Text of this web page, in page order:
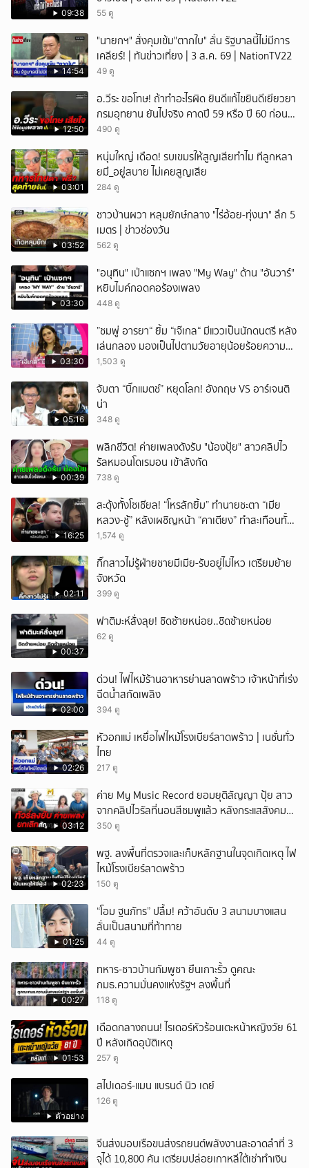
09:38 55 ดู
14:54
"นายกฯ" สั่งคุมเข้ม"ตากใบ" ลั่น รัฐบาลนี้ไม่มีการ
เคลียร์! | ทันข่าวเที่ยง | 3 ส.ค. 69 | NationTV22
49 ดู
12:50
อ.วีระ ขอโทษ! ถ้าทำอะไรผิด ยินดีแก้ไขยินดีเยียวยา
กรมอุทยาน ยันไปจริง คาดปี 59 หรือ ปี 60 ก่อน
ปิดให้พัก
490 ดู
03:01
หนุ่มใหญ่ เดือด! รบเขมรให้สูญเสียทำไม ทีลูกหลา
ยมึ_อยู่สบาย ไม่เคยสูญเสีย
284 ดู
03:52
ชาวบ้านผวา หลุมยักษ์กลาง "ไร่อ้อย-ทุ่งนา" ลึก 5
เมตร | ข่าวช่องวัน
562 ดู
03:30
"อนุทิน" เป่าแซกฯ เพลง "My Way" ด้าน "อันวาร์"
หยิบไมค์กอดคอร้องเพลง
448 ดู
03:30
”ชมพู่ อารยา“ ยิ้ม “เจ๊เกล“ มีแววเป็นนักดนตรี หลัง
เล่นกลอง มองเป็นไปตามวัยอายุน้อยร้อยความ
สามารถ
1,503 ดู
05:16
จับตา “บิ๊กแมตช์” หยุดโลก! อังกฤษ VS อาร์เจนติ
น่า
348 ดู
00:39
พลิกชีวิต! ค่ายเพลงดังรับ "น้องปุ้ย" สาวคลิปไว
รัลหมอนโดเรมอน เข้าสังกัด
738 ดู
16:25
สะดุ้งทั้งโซเชียล! “โหรลักยิ้ม” ทำนายชะตา “เมีย
หลวง-ชู้” หลังเผชิญหน้า “คาเตียง” ทำสะเทือนทั้ง
ประเทศ
1,574 ดู
02:11
กิ๊กสาวไม่รู้ฝ่ายชายมีเมีย-รับอยู่ไม่ไหว เตรียมย้าย
จังหวัด
399 ดู
00:37
ฟาติมะห์สั่งลุย! ชิดซ้ายหน่อย..ชิดซ้ายหน่อย
62 ดู
02:00
ด่วน! ไฟไหม้ร้านอาหารย่านลาดพร้าว เจ้าหน้าที่เร่ง
ฉีดน้ำสกัดเพลิง
394 ดู
02:26
หัวอกแม่ เหยื่อไฟไหม้โรงเบียร์ลาดพร้าว | เนชั่นทั่ว
ไทย
217 ดู
03:12
ค่าย My Music Record ยอมยุติสัญญา ปุ้ย สาว
จากคลิปไวรัลที่นอนสีชมพูแล้ว หลังกระแสสังคม
และคนในวงการวิจารณ์เรื่องความเหมาะสม
350 ดู
02:23
พฐ. ลงพื้นที่ตรวจและเก็บหลักฐานในจุดเกิดเหตุ ไฟ
ไหม้โรงเบียร์ลาดพร้าว
150 ดู
01:25
“โอม ฐนภัทร” ปลื้ม! คว้าอันดับ 3 สนามบางแสน
ลั่นเป็นสนามที่ท้าทาย
44 ดู
00:27
ทหาร-ชาวบ้านกัมพูชา ยืนเกาะรั้ว ดูคณะ
กมธ.ความมั่นคงแห่งรัฐฯ ลงพื้นที่
118 ดู
01:53
เดือดกลางถนน! ไรเดอร์หัวร้อนเตะหน้าหญิงวัย 61
ปี หลังเกิดอุบัติเหตุ
257 ดู
ตัวอย่าง
สไปเดอร์-แมน แบรนด์ นิว เดย์
126 ดู
จีนส่งมอบเรือขนส่งรถยนต์พลังงานสะอาดลำที่ 3
จุได้ 10,800 คัน เตรียมปล่อยเกาหลีใต้เช่าทำเงิน
ยกเลิก